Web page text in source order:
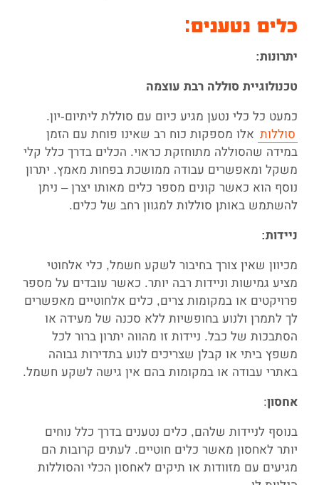
כלים נטענים:
יתרונות:
טכנולוגיית סוללה רבת עוצמה
כמעט כל כלי נטען מגיע כיום עם סוללת ליתיום-יון.
סוללות אלו מספקות כוח רב שאינו פוחת עם הזמן
במידה שהסוללה מתוחזקת כראוי. הכלים בדרך כלל קלי
משקל ומאפשרים עבודה ממושכת בפחות מאמץ. יתרון
נוסף הוא כאשר קונים מספר כלים מאותו יצרן – ניתן
להשתמש באותן סוללות למגוון רחב של כלים.
ניידות:
מכיוון שאין צורך בחיבור לשקע חשמל, כלי אלחוטי
מציע גמישות וניידות רבה יותר. כאשר עובדים על מספר
פרויקטים או במקומות צרים, כלים אלחוטיים מאפשרים
לך לתמרן ולנוע בחופשיות ללא סכנה של מעידה או
הסתבכות של כבל. ניידות זו מהווה יתרון ברור לכל
משפץ ביתי או קבלן שצריכים לנוע בתדירות גבוהה
באתרי עבודה או במקומות בהם אין גישה לשקע חשמל.
אחסון:
בנוסף לניידות שלהם, כלים נטענים בדרך כלל נוחים
יותר לאחסון מאשר כלים חוטיים. לעתים קרובות הם
מגיעים עם מזוודות או תיקים לאחסון הכלי והסוללות